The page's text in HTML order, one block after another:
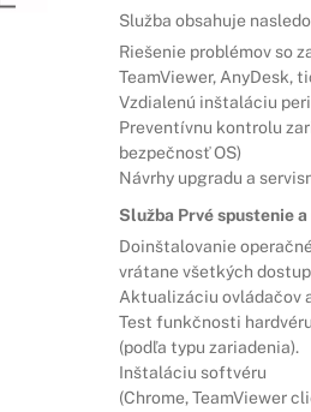
Služba obsahuje
Riešenie problémov so
TeamViewer, AnyDesk,
Vzdialenú inštaláciu
Preventívnu kontrolu
bezpečnosť OS)
Návrhy upgradu a
Služba Prvé spustenie
Doinštalovanie
vrátane všetkých
Aktualizáciu ovládačov
Test funkčnosti hardvéru
(podľa typu zariadenia).
Inštaláciu softvéru
(Chrome, TeamViewer